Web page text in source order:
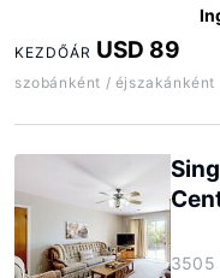
KEZDŐÁR USD 89
szobánként / éjszakánként
3505